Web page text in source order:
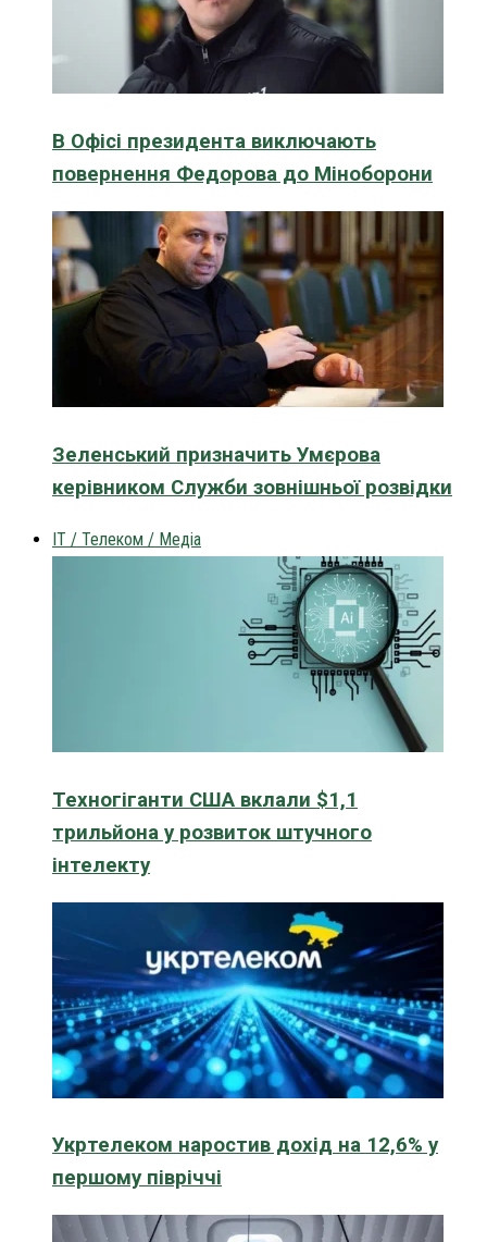
В Офісі президента виключають
повернення Федорова до Міноборони
Зеленський призначить Умєрова
керівником Служби зовнішньої розвідки
IT / Телеком / Медіа
Техногіганти США вклали $1,1
трильйона у розвиток штучного
інтелекту
Укртелеком наростив дохід на 12,6% у
першому півріччі